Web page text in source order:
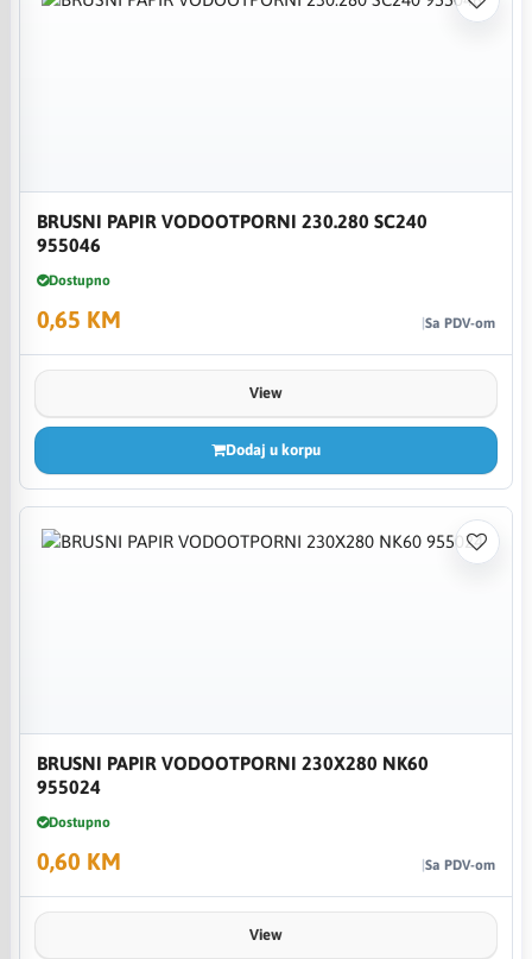
BRUSNI PAPIR VODOOTPORNI 230.280 SC240
955046
Dostupno
0,65 KM Sa PDV-om
View
Dodaj u korpu
BRUSNI PAPIR VODOOTPORNI 230X280 NK60
955024
Dostupno
0,60 KM Sa PDV-om
View